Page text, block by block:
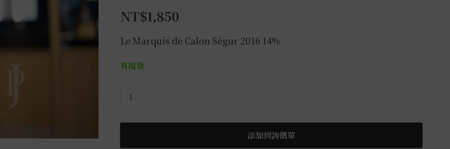
NT$1,850
Le Marquis de Calon Ségur 2016 14%
有現貨
添加到詢價單